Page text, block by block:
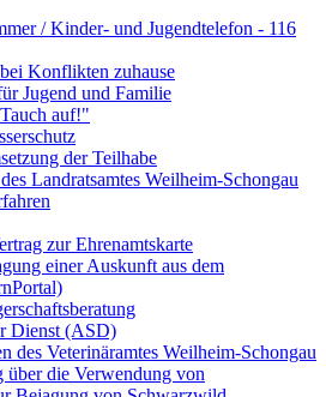
/ Kinder- und Jugendtelefon - 116
Konflikten zuhause
Jugend und Familie
auf!"
der Teilhabe
Landratsamtes Weilheim-Schongau
zur Ehrenamtskarte
einer Auskunft aus dem
Dienst (ASD)
des Veterinäramtes Weilheim-Schongau
die Verwendung von